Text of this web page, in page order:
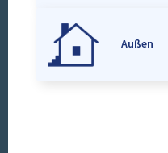
Außen